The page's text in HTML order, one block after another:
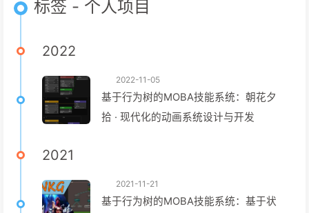
标签 - 个人项目
2022
2022-11-05
基于行为树的MOBA技能系统：朝花夕
拾 · 现代化的动画系统设计与开发
2021
2021-11-21
基于行为树的MOBA技能系统：基于状